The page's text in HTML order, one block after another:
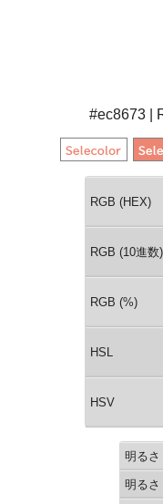
#ec8673 |
RGB (HEX)
RGB (10進数)
RGB (%)
HSL
HSV
明るさ
明るさ